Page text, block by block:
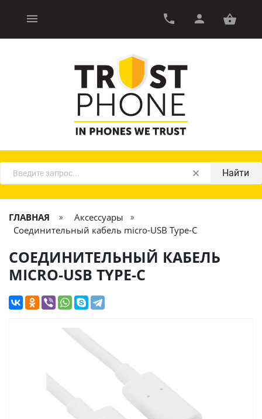
Найти
ГЛАВНАЯ
Аксессуары
Соединительный кабель micro-USB Type-C
СОЕДИНИТЕЛЬНЫЙ КАБЕЛЬ
MICRO-USB TYPE-C